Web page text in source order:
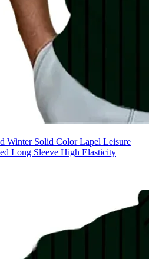
Winter Solid Color Lapel Leisure
Long Sleeve High Elasticity